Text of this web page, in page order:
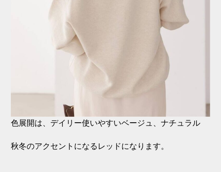
色展開は、デイリー使いやすいベージュ、ナチュラル
秋冬のアクセントになるレッドになります。